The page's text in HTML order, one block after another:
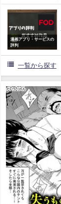
漫画アプリ・サービスの
評判
一覧から探す